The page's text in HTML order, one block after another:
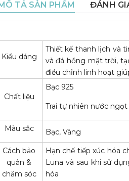
TẢ SẢN PHẨM ĐÁNH
Kiểu dáng
Thiết kế thanh lịch và
và đá hồng mặt trời,
điều chỉnh linh hoạt
Chất liệu
Bạc 925
Trai tự nhiên nước
Màu sắc Bạc, Vàng
Cách bảo
quản &
chăm sóc
Hạn chế tiếp xúc hóa
Luna và sau khi sử
hóa